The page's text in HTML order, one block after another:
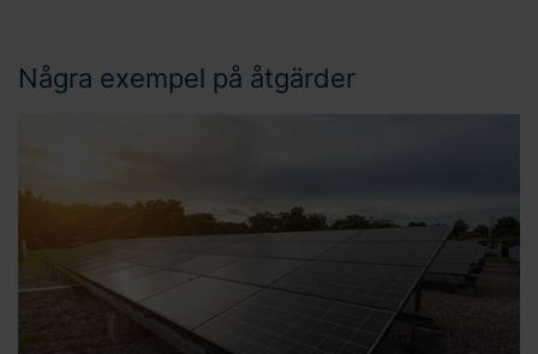
Några exempel på åtgärder